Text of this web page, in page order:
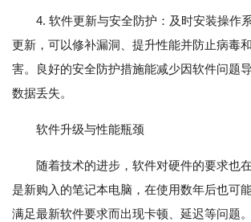
4. 软件更新与安全防护：及时安装操作
更新，可以修补漏洞、提升性能并防止病毒
害。良好的安全防护措施能减少因软件问题
数据丢失。
软件升级与性能瓶颈
随着技术的进步，软件对硬件的要求也
是新购入的笔记本电脑，在使用数年后也可
满足最新软件要求而出现卡顿、延迟等问题